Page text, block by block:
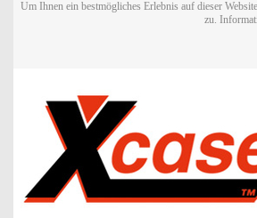
Um Ihnen ein bestmögliches Erlebnis auf dieser
zu.